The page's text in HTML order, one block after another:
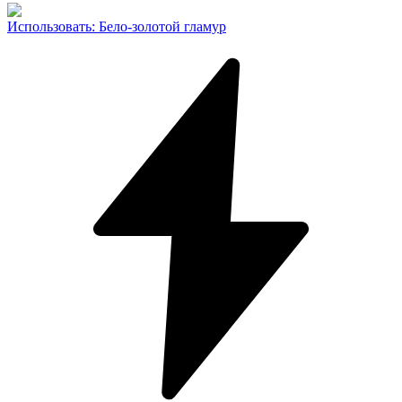
Использовать: Бело-золотой гламур